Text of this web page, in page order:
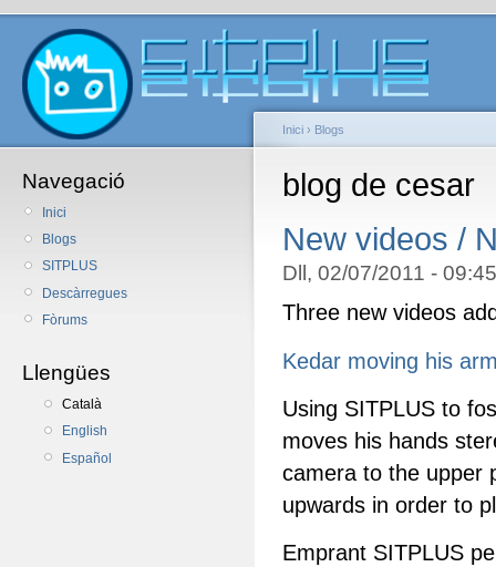
Navegació
Inici
Blogs
SITPLUS
Descàrregues
Fòrums
Llengües
Català
English
Español
Inici › Blogs
blog de cesar
New videos /
Dll, 02/07/2011 -
Three new videos
Kedar moving his
Using SITPLUS to
moves his hands
camera to the upper
upwards in order to
Emprant SITPLUS